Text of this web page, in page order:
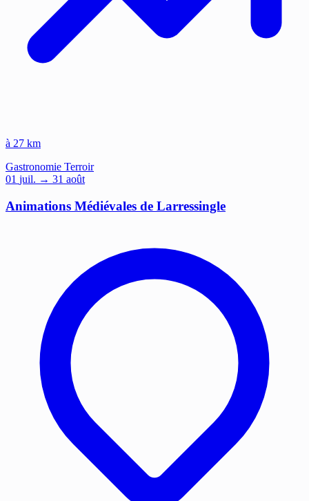
à 27 km
Gastronomie Terroir
01 juil. → 31 août
Animations Médiévales de Larressingle